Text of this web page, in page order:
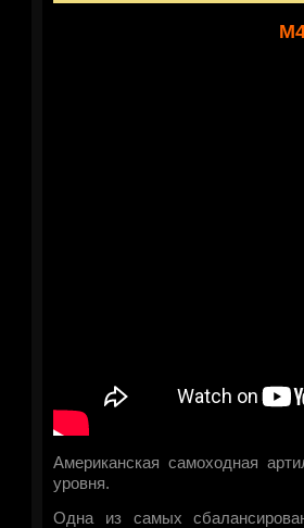
Американская самоходная
уровня.
Одна из самых